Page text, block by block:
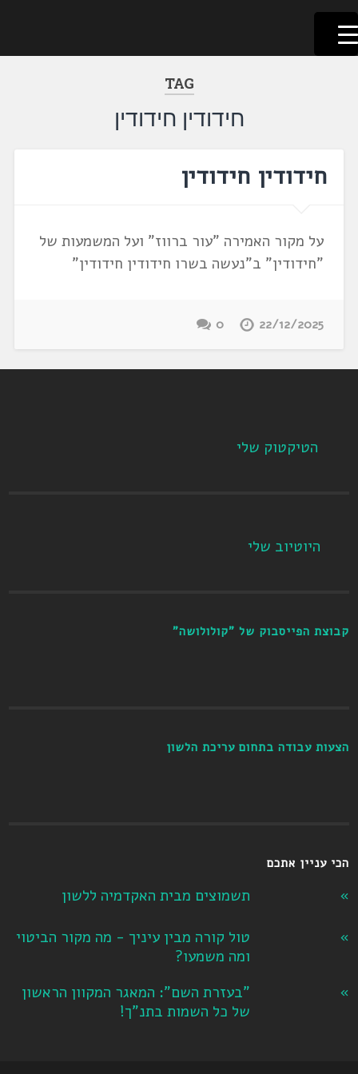
דלג
לתוכן
לשוניאדה
עברית. לשון. שפה
TAG
חידודין חידודין
חידודין חידודין
על מקור האמירה "עור ברווז" ועל המשמעות של
"חידודין" ב"נעשה בשרו חידודין חידודין"
22/12/2025
0
הטיקטוק שלי
היוטיוב שלי
קבוצת הפייסבוק של "קולולושה"
הצעות עבודה בתחום עריכת הלשון
הכי עניין אתכם
תשמוצים מבית האקדמיה ללשון
טול קורה מבין עיניך - מה מקור הביטוי
ומה משמעו?
"בעזרת השם": המאגר המקוון הראשון
של כל השמות בתנ"ך!